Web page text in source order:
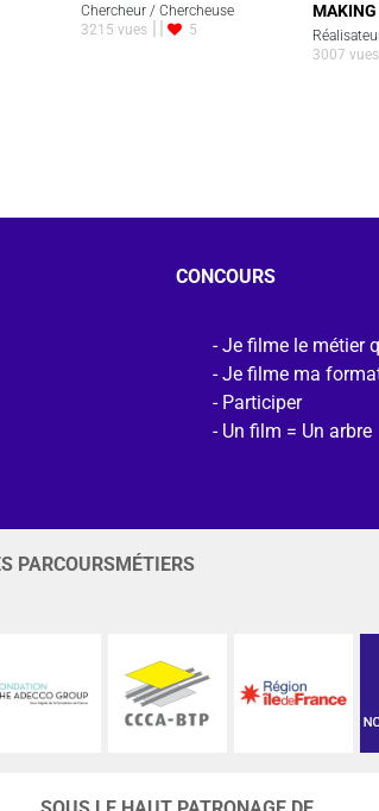
Chercheur / Chercheuse
3215 vues
5
MAKING
3007 vues
CONCOURS
Je filme le métier
Je filme ma
Participer
Un film = Un arbre
PARCOURSMÉTIERS